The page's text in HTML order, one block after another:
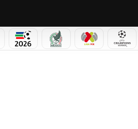
MUNDIAL 2026SELECCIÓN MEXICANA
LIGA MX